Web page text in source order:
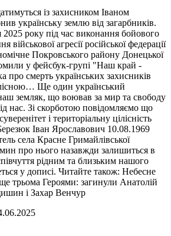
із захисником Іваном
українську землю від загарбників.
2025 року під час виконання бойового
військової агресії російської федерації
Покровського району Донецької
у фейсбук-групі "Наш край -
про смерть українських захисників
Ще один український
земляк, що воював за мир та свободу
нас. Зі скорботою повідомляємо що
і територіальну цілісність
Іван Ярославович 10.08.1969
села Красне Гримайлівської
про нього назавжди залишиться в
рідним та близьким нашого
у дописі. Читайте також: Небесне
трьома Героями: загинули Анатолій
і Захар Венчур